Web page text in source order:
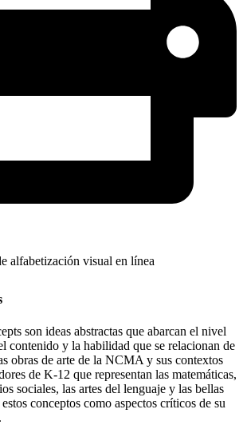
son ideas abstractas que abarcan el nivel
contenido y la habilidad que se relacionan de
obras de arte de la NCMA y sus contextos
de K-12 que representan las matemáticas,
sociales, las artes del lenguaje y las bellas
conceptos como aspectos críticos de su